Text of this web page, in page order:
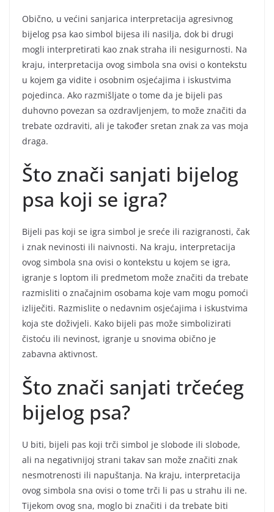
Obično, u većini sanjarica interpretacija agresivnog
bijelog psa kao simbol bijesa ili nasilja, dok bi drugi
mogli interpretirati kao znak straha ili nesigurnosti. Na
kraju, interpretacija ovog simbola sna ovisi o kontekstu
u kojem ga vidite i osobnim osjećajima i iskustvima
pojedinca. Ako razmišljate o tome da je bijeli pas
duhovno povezan sa ozdravljenjem, to može značiti da
trebate ozdraviti, ali je također sretan znak za vas moja
draga.
Što znači sanjati bijelog
psa koji se igra?
Bijeli pas koji se igra simbol je sreće ili razigranosti, čak
i znak nevinosti ili naivnosti. Na kraju, interpretacija
ovog simbola sna ovisi o kontekstu u kojem se igra,
igranje s loptom ili predmetom može značiti da trebate
razmisliti o značajnim osobama koje vam mogu pomoći
izliječiti. Razmislite o nedavnim osjećajima i iskustvima
koja ste doživjeli. Kako bijeli pas može simbolizirati
čistoću ili nevinost, igranje u snovima obično je
zabavna aktivnost.
Što znači sanjati trčećeg
bijelog psa?
U biti, bijeli pas koji trči simbol je slobode ili slobode,
ali na negativnijoj strani takav san može značiti znak
nesmotrenosti ili napuštanja. Na kraju, interpretacija
ovog simbola sna ovisi o tome trči li pas u strahu ili ne.
Tijekom ovog sna, moglo bi značiti i da trebate biti